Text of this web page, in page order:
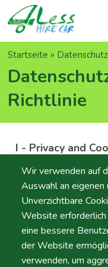
Direkt
zum
Inhalt
Wir verwenden auf
Auswahl an eigenen
Unverzichtbare
Website erforderlich
eine bessere
der Website
verwenden, um
Pfadnavigation
Startseite
Richtlinie
I - Privacy and
A.Moita –
is committed to
those who access its
website
https://
we have drafted this
to affirm our
and personal data